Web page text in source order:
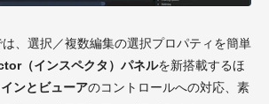
、選択／複数編集の選択プロパティを簡単
（インスペクタ）パネルを新搭載するほ
ンとビューアのコントロールへの対応、素